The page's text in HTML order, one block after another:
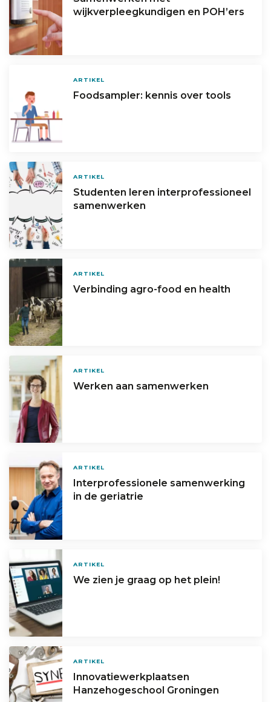
wijkverpleegkundigen en POH’ers
ARTIKEL
Foodsampler: kennis over tools
ARTIKEL
Studenten leren interprofessioneel
samenwerken
ARTIKEL
Verbinding agro-food en health
ARTIKEL
Werken aan samenwerken
ARTIKEL
Interprofessionele samenwerking
in de geriatrie
ARTIKEL
We zien je graag op het plein!
ARTIKEL
Innovatiewerkplaatsen
Hanzehogeschool Groningen